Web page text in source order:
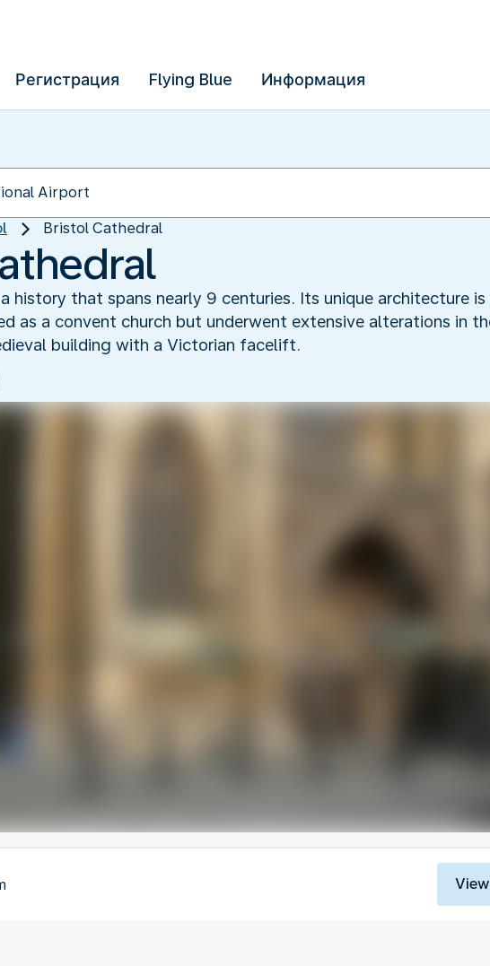
Регистрация Flying Blue Информация
Bristol Cathedral
history that spans nearly 9 centuries. Its unique architecture
as a convent church but underwent extensive alterations in
building with a Victorian facelift.